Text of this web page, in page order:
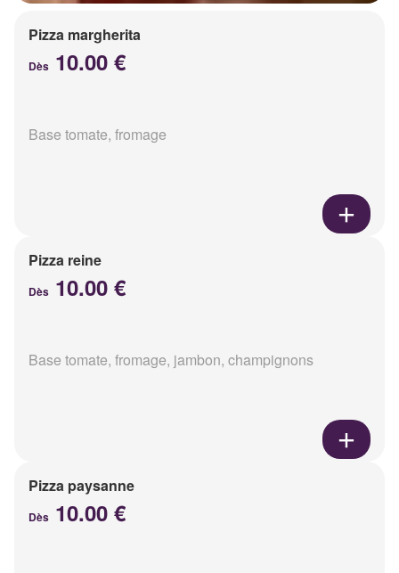
Pizza margherita
Dès 10.00 €
Base tomate, fromage
Pizza reine
Dès 10.00 €
Base tomate, fromage, jambon, champignons
Pizza paysanne
Dès 10.00 €